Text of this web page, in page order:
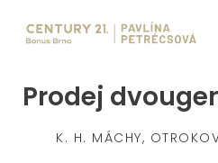
Prodej
K. H. MÁCHY,